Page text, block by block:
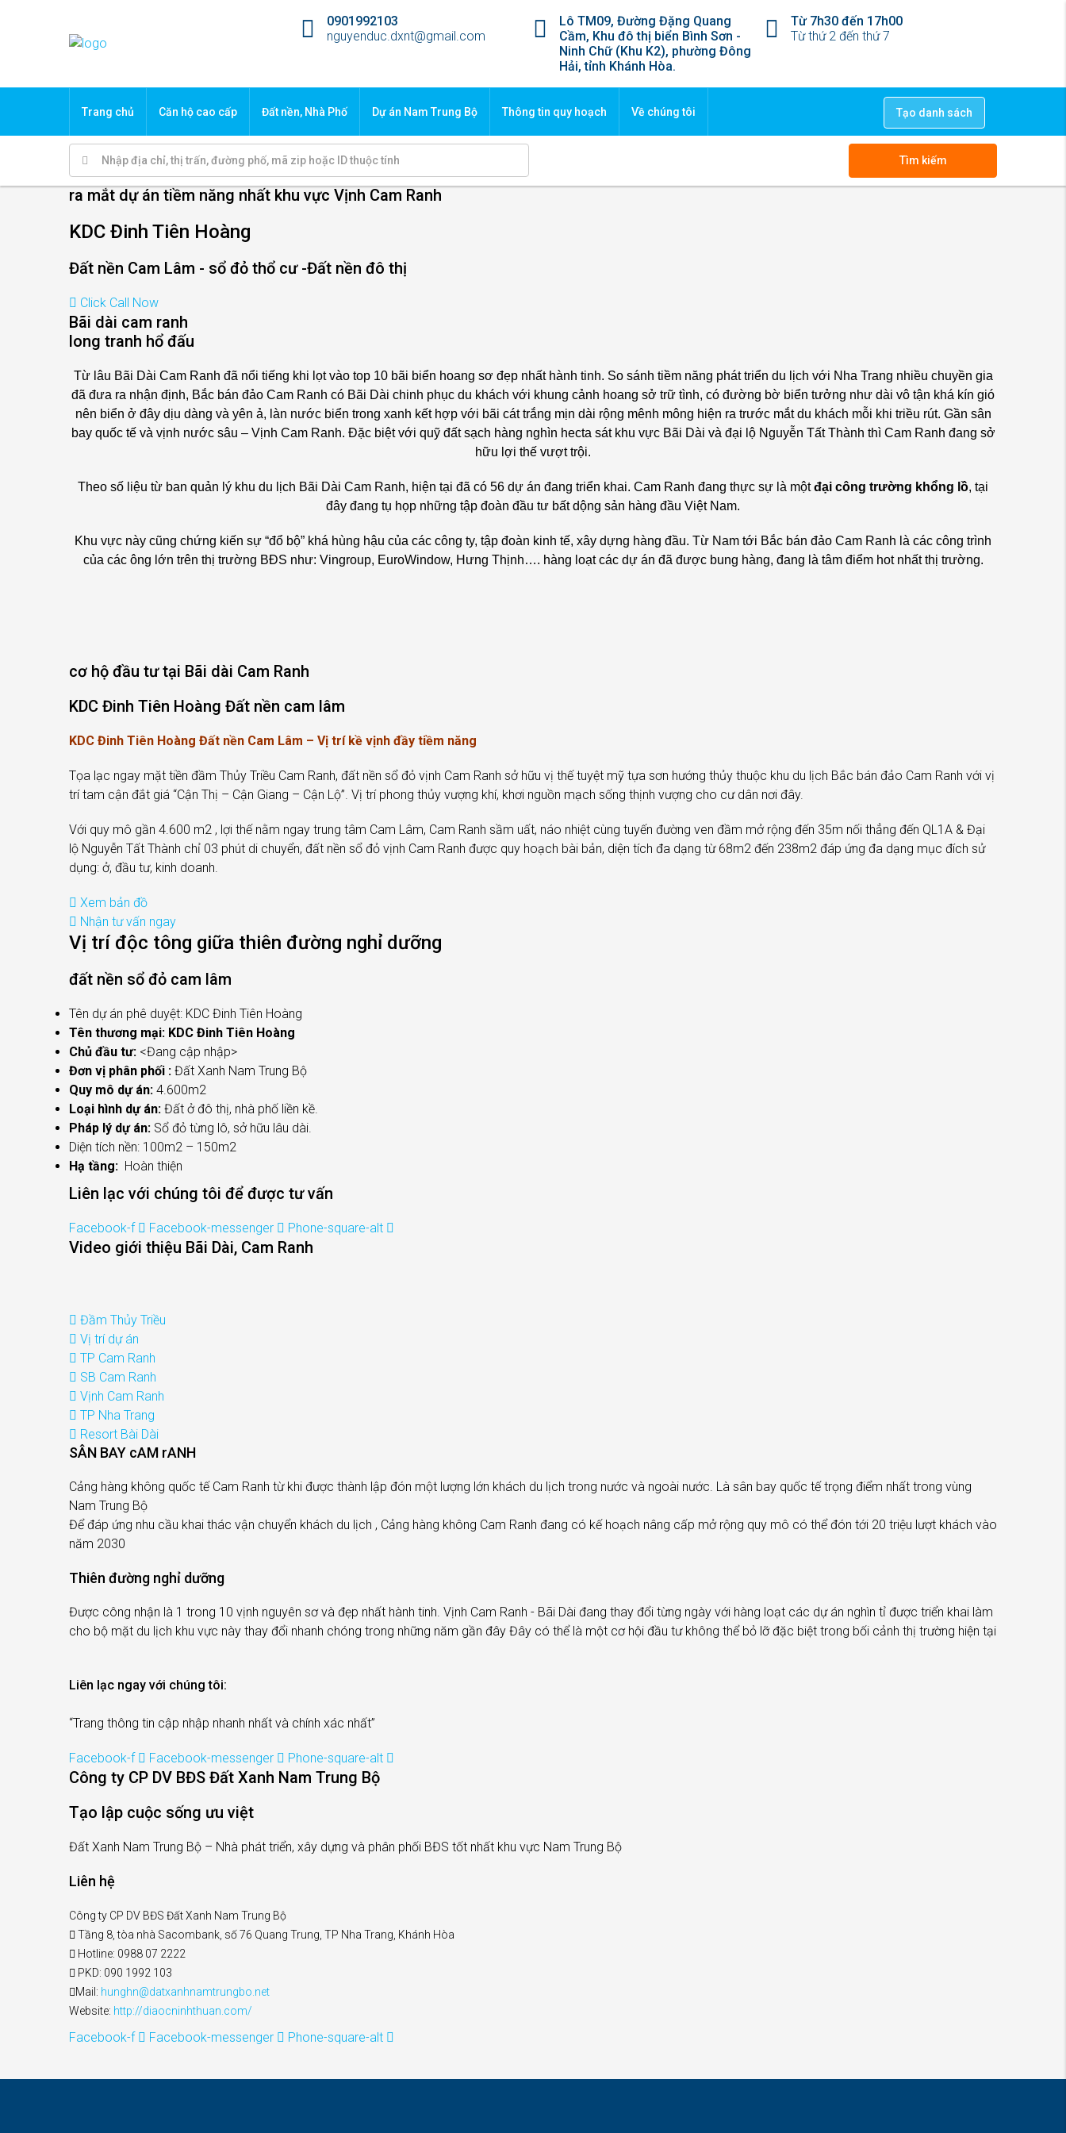
Từ 7h30 đến 17h00
Từ thứ 2 đến thứ 7
Lô TM09, Đường Đặng Quang
Cầm, Khu đô thị biển Bình Sơn -
Ninh Chữ (Khu K2), phường Đông
Hải, tỉnh Khánh Hòa.
0901992103
nguyenduc.dxnt@gmail.com
Trang chủ Căn hộ cao cấp Đất nền, Nhà Phố Dự án Nam Trung Bộ Thông tin quy hoạch Về chúng tôi Tạo danh sách
Tìm kiếm
ra mắt dự án tiềm năng nhất khu vực Vịnh Cam Ranh
KDC Đinh Tiên Hoàng
Đất nền Cam Lâm - sổ đỏ thổ cư -Đất nền đô thị
Click Call Now
Bãi dài cam ranh
long tranh hổ đấu
Từ lâu Bãi Dài Cam Ranh đã nổi tiếng khi lọt vào top 10 bãi biển hoang sơ đẹp nhất hành tinh. So sánh tiềm năng phát triển du lịch với Nha Trang nhiều chuyền gia
đã đưa ra nhận định, Bắc bán đảo Cam Ranh có Bãi Dài chinh phục du khách với khung cảnh hoang sở trữ tình, có đường bờ biển tưởng như dài vô tận khá kín gió
nên biển ở đây dịu dàng và yên ả, làn nước biển trong xanh kết hợp với bãi cát trắng mịn dài rộng mênh mông hiện ra trước mắt du khách mỗi khi triều rút. Gần sân
bay quốc tế và vịnh nước sâu – Vịnh Cam Ranh. Đặc biệt với quỹ đất sạch hàng nghìn hecta sát khu vực Bãi Dài và đại lộ Nguyễn Tất Thành thì Cam Ranh đang sở
hữu lợi thế vượt trội.
Theo số liệu từ ban quản lý khu du lịch Bãi Dài Cam Ranh, hiện tại đã có 56 dự án đang triển khai. Cam Ranh đang thực sự là mộtđại công trường khổng lồ, tại
đây đang tụ họp những tập đoàn đầu tư bất dộng sản hàng đầu Việt Nam.
Khu vực này cũng chứng kiến sự “đổ bộ” khá hùng hậu của các công ty, tập đoàn kinh tế, xây dựng hàng đầu. Từ Nam tới Bắc bán đảo Cam Ranh là các công trình
của các ông lớn trên thị trường BĐS như: Vingroup, EuroWindow, Hưng Thịnh…. hàng loạt các dự án đã được bung hàng, đang là tâm điểm hot nhất thị trường.
cơ hộ đầu tư tại Bãi dài Cam Ranh
KDC Đinh Tiên Hoàng Đất nền cam lâm
KDC Đinh Tiên Hoàng Đất nền Cam Lâm – Vị trí kề vịnh đầy tiềm năng
Tọa lạc ngay mặt tiền đầm Thủy Triều Cam Ranh, đất nền sổ đỏ vịnh Cam Ranh sở hữu vị thế tuyệt mỹ tựa sơn hướng thủy thuộc khu du lịch Bắc bán đảo Cam Ranh với vị
trí tam cận đắt giá “Cận Thị – Cận Giang – Cận Lộ”. Vị trí phong thủy vượng khí, khơi nguồn mạch sống thịnh vượng cho cư dân nơi đây.
Với quy mô gần 4.600 m2 , lợi thế nằm ngay trung tâm Cam Lâm, Cam Ranh sầm uất, náo nhiệt cùng tuyến đường ven đầm mở rộng đến 35m nối thẳng đến QL1A & Đại
lộ Nguyễn Tất Thành chỉ 03 phút di chuyển, đất nền sổ đỏ vịnh Cam Ranh được quy hoạch bài bản, diện tích đa dạng từ 68m2 đến 238m2 đáp ứng đa dạng mục đích sử
dụng: ở, đầu tư, kinh doanh.
Xem bản đồ
Nhận tư vấn ngay
Vị trí độc tông giữa thiên đường nghỉ dưỡng
đất nền sổ đỏ cam lâm
Tên dự án phê duyệt: KDC Đinh Tiên Hoàng
Tên thương mại: KDC Đinh Tiên Hoàng
Chủ đầu tư: <Đang cập nhập>
Đơn vị phân phối : Đất Xanh Nam Trung Bộ
Quy mô dự án: 4.600m2
Loại hình dự án: Đất ở đô thị, nhà phố liền kề.
Pháp lý dự án: Sổ đỏ từng lô, sở hữu lâu dài.
Diện tích nền: 100m2 – 150m2
Hạ tầng: Hoàn thiện
Liên lạc với chúng tôi để được tư vấn
Facebook-f Facebook-messenger Phone-square-alt
Video giới thiệu Bãi Dài, Cam Ranh
Đầm Thủy Triều
Vị trí dự án
TP Cam Ranh
SB Cam Ranh
Vịnh Cam Ranh
TP Nha Trang
Resort Bài Dài
SÂN BAY cAM rANH
Cảng hàng không quốc tế Cam Ranh từ khi được thành lập đón một lượng lớn khách du lịch trong nước và ngoài nước. Là sân bay quốc tế trọng điểm nhất trong vùng
Nam Trung Bộ
Để đáp ứng nhu cầu khai thác vận chuyển khách du lịch , Cảng hàng không Cam Ranh đang có kế hoạch nâng cấp mở rộng quy mô có thể đón tới 20 triệu lượt khách vào
năm 2030
Thiên đường nghỉ dưỡng
Được công nhận là 1 trong 10 vịnh nguyên sơ và đẹp nhất hành tinh. Vịnh Cam Ranh - Bãi Dài đang thay đổi từng ngày với hàng loạt các dự án nghìn tỉ được triển khai làm
cho bộ mặt du lịch khu vực này thay đổi nhanh chóng trong những năm gần đây Đây có thể là một cơ hội đầu tư không thể bỏ lỡ đặc biệt trong bối cảnh thị trường hiện tại
Liên lạc ngay với chúng tôi:
“Trang thông tin cập nhập nhanh nhất và chính xác nhất”
Facebook-f Facebook-messenger Phone-square-alt
Công ty CP DV BĐS Đất Xanh Nam Trung Bộ
Tạo lập cuộc sống ưu việt
Đất Xanh Nam Trung Bộ – Nhà phát triển, xây dựng và phân phối BĐS tốt nhất khu vực Nam Trung Bộ
Liên hệ
Công ty CP DV BĐS Đất Xanh Nam Trung Bộ
Tầng 8, tòa nhà Sacombank, số 76 Quang Trung, TP Nha Trang, Khánh Hòa
Hotline: 0988 07 2222
PKD: 090 1992 103
Mail: hunghn@datxanhnamtrungbo.net
Website: http://diaocninhthuan.com/
Facebook-f Facebook-messenger Phone-square-alt